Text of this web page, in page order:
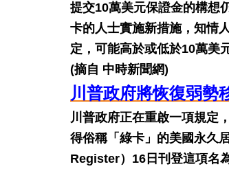
提交10萬美元保證金的構想
卡的人士實施新措施，知情
定，可能高於或低於10萬美
(摘自 中時新聞網)
川普政府將恢復弱勢
川普政府正在重啟一項規定
得俗稱「綠卡」的美國永久
Register）16日刊登這項名